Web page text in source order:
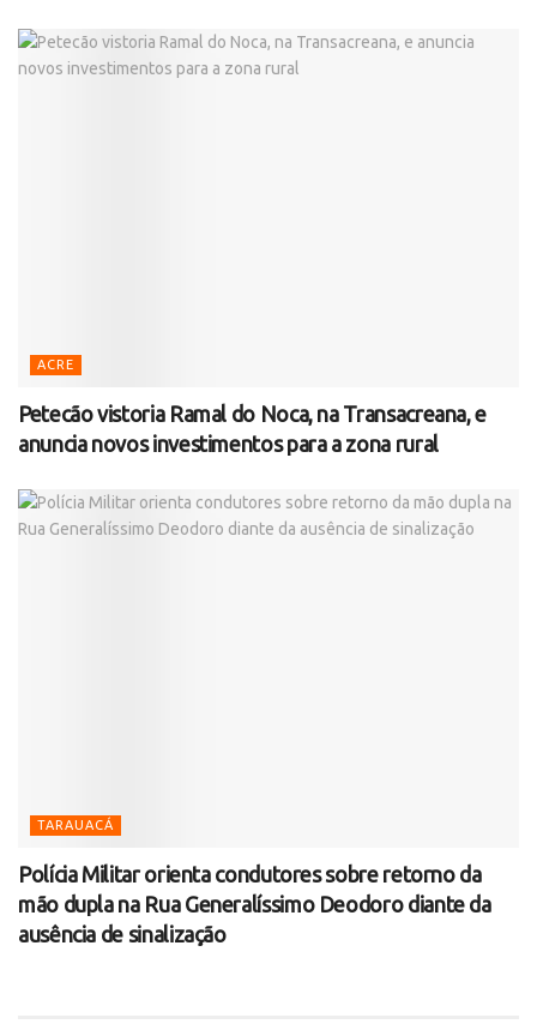
ACRE
Petecão vistoria Ramal do Noca, na Transacreana, e
anuncia novos investimentos para a zona rural
TARAUACÁ
Polícia Militar orienta condutores sobre retorno da
mão dupla na Rua Generalíssimo Deodoro diante da
ausência de sinalização